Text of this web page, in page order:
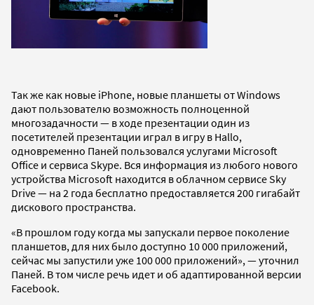
Так же как новые iPhone, новые планшеты от Windows
дают пользователю возможность полноценной
многозадачности — в ходе презентации один из
посетителей презентации играл в игру в Hallo,
одновременно Паней пользовался услугами Microsoft
Office и сервиса Skype. Вся информация из любого нового
устройства Microsoft находится в облачном сервисе Sky
Drive — на 2 года бесплатно предоставляется 200 гигабайт
дискового пространства.
«В прошлом году когда мы запускали первое поколение
планшетов, для них было доступно 10 000 приложений,
сейчас мы запустили уже 100 000 приложений», — уточнил
Паней. В том числе речь идет и об адаптированной версии
Facebook.